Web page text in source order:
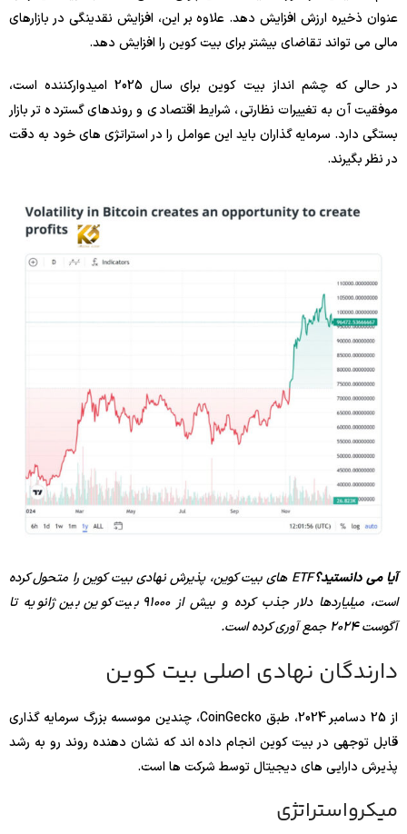
عنوان ذخیره ارزش افزایش دهد. علاوه بر این، افزایش نقدینگی در بازارهای
مالی می تواند تقاضای بیشتر برای بیت کوین را افزایش دهد.
در حالی که چشم انداز بیت کوین برای سال 2025 امیدوارکننده است،
موفقیت آن به تغییرات نظارتی، شرایط اقتصادی و روندهای گسترده تر بازار
بستگی دارد. سرمایه گذاران باید این عوامل را در استراتژی های خود به دقت
در نظر بگیرند.
آیا می دانستید؟
ETF های بیت کوین، پذیرش نهادی بیت کوین را متحول کرده
است، میلیاردها دلار جذب کرده و بیش از 91000 بیت کوین بین ژانویه تا
آگوست 2024 جمع آوری کرده است.
دارندگان نهادی اصلی بیت کوین
از 25 دسامبر 2024، طبق CoinGecko، چندین موسسه بزرگ سرمایه گذاری
قابل توجهی در بیت کوین انجام داده اند که نشان دهنده روند رو به رشد
پذیرش دارایی های دیجیتال توسط شرکت ها است.
میکرواستراتژی